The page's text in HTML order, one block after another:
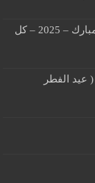
معايدة سيدنا الشيخ رضي الله عنه بعيد الأضحى المبارك – 2025 – كل
عيد الفطر